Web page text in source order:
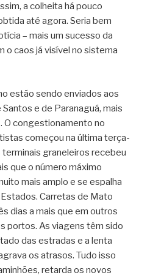
a colheita há pouco
até agora. Seria bem
– mais um sucesso da
o caos já visível no sistema
estão sendo enviados aos
e de Paranaguá, mais
O congestionamento no
começou na última terça-
terminais graneleiros recebeu
que o número máximo
mais amplo e se espalha
Carretas de Mato
dias a mais que em outros
portos. As viagens têm sido
das estradas e a lenta
os atrasos. Tudo isso
retarda os novos